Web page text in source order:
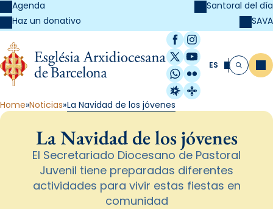
Agenda
Haz un donativo
Santoral del día
SAVA
Facebook
Instagram
X / Twitter
YouTube
WhatsApp
Flickr
Radio Estel
Catalunya
ES Buscar
Home Noticias La Navidad de los jóvenes
La Navidad de los jóvenes
El Secretariado Diocesano de Pastoral
Juvenil tiene preparadas diferentes
actividades para vivir estas fiestas en
comunidad